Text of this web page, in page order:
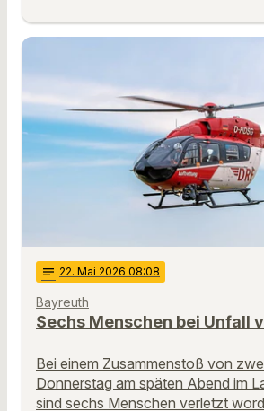
notes 22. Mai 2026 08:08
Bayreuth
Sechs Menschen bei Unfall
Bei einem Zusammenstoß von
Donnerstag am späten Abend im
sind sechs Menschen verletzt